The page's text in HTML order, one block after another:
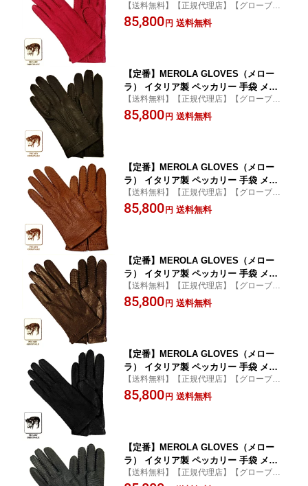
ズ ME001-40 レッド Peccary Gloves ハ
ンドメイド ローマ 映画衣装
【送料無料】【正規代理店】【グローブ】
【ソフトペッカリー】【肌触り】【merol
a】
85,800 円 送料無料
【定番】MEROLA GLOVES（メロー
ラ） イタリア製 ペッカリー 手袋 メン
ズ ME001-70 ダークブラウン Peccary
Gloves ハンドメイド ローマ 映画衣装
【送料無料】【正規代理店】【グローブ】
【ソフトペッカリー】【肌触り】【merol
a】
85,800 円 送料無料
【定番】MEROLA GLOVES（メロー
ラ） イタリア製 ペッカリー 手袋 メン
ズ ME001-71 キャメルブラウン Peccar
y Gloves ハンドメイド ローマ 映画衣装
【送料無料】【正規代理店】【グローブ】
【ソフトペッカリー】【肌触り】【merol
a】
85,800 円 送料無料
【定番】MEROLA GLOVES（メロー
ラ） イタリア製 ペッカリー 手袋 メン
ズ ME001-74 ブラウン Peccary Gloves
ハンドメイド ローマ 映画衣装
【送料無料】【正規代理店】【グローブ】
【ソフトペッカリー】【肌触り】【merol
a】
85,800 円 送料無料
【定番】MEROLA GLOVES（メロー
ラ） イタリア製 ペッカリー 手袋 メン
ズ ME001-80 ダークネイビー Peccary
Gloves ハンドメイド ローマ 映画衣装
【送料無料】【正規代理店】【グローブ】
【ソフトペッカリー】【肌触り】【merol
a】
85,800 円 送料無料
【定番】MEROLA GLOVES（メロー
ラ） イタリア製 ペッカリー 手袋 メン
ズ ME001-81 ネイビー Peccary Gloves
【送料無料】【正規代理店】【グローブ】
【ソフトペッカリー】【肌触り】【merol